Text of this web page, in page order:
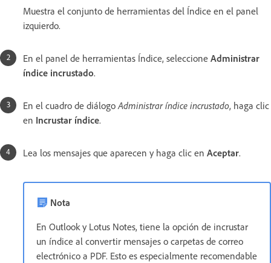
Muestra el conjunto de herramientas del Índice en el panel
izquierdo.
En el panel de herramientas Índice, seleccione Administrar
índice incrustado.
En el cuadro de diálogo Administrar índice incrustado, haga clic
en Incrustar índice.
Lea los mensajes que aparecen y haga clic en Aceptar.
Nota
En Outlook y Lotus Notes, tiene la opción de incrustar
un índice al convertir mensajes o carpetas de correo
electrónico a PDF. Esto es especialmente recomendable